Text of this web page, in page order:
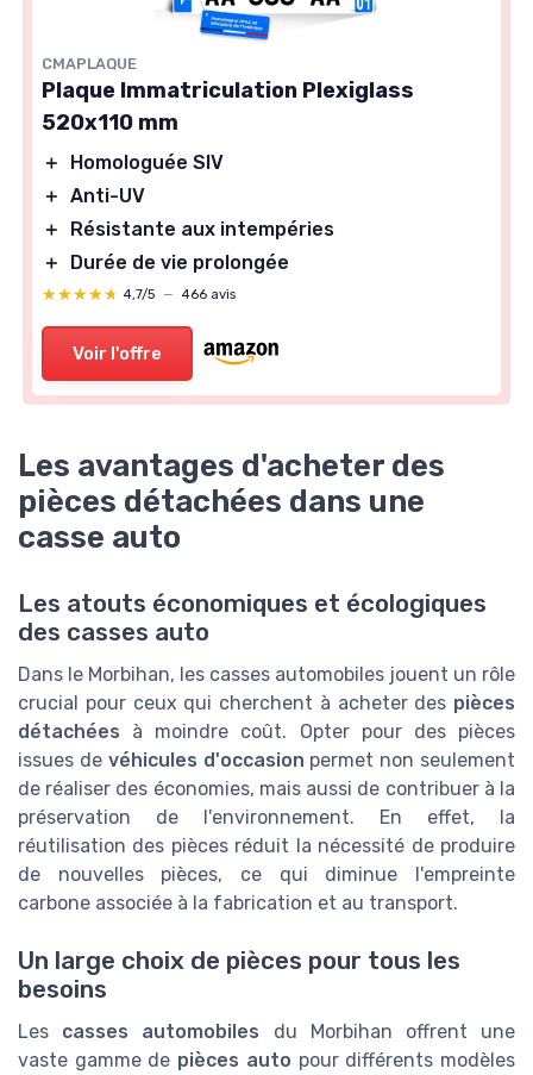
CMAPLAQUE
Plaque Immatriculation Plexiglass
520x110 mm
＋
Homologuée SIV
＋ Anti-UV
＋
Résistante aux intempéries
＋
Durée de vie prolongée
★★★★★
★★★★★ 4,7/5 — 466 avis
Voir l'offre
Les avantages d'acheter des
pièces détachées dans une
casse auto
Les atouts économiques et écologiques
des casses auto
Dans le Morbihan, les casses automobiles jouent un rôle
crucial pour ceux qui cherchent à acheter des pièces
détachées à moindre coût. Opter pour des pièces
issues de véhicules d'occasion permet non seulement
de réaliser des économies, mais aussi de contribuer à la
préservation de l'environnement. En effet, la
réutilisation des pièces réduit la nécessité de produire
de nouvelles pièces, ce qui diminue l'empreinte
carbone associée à la fabrication et au transport.
Un large choix de pièces pour tous les
besoins
Les casses automobiles du Morbihan offrent une
vaste gamme de pièces auto pour différents modèles